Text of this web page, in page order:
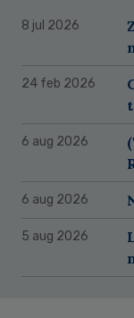
8 jul 2026
24 feb 2026
6 aug 2026
6 aug 2026
5 aug 2026